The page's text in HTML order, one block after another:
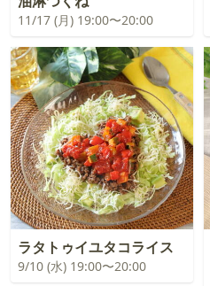
11/17 (月) 19:00〜20:00
ラタトゥイユタコライス
9/10 (水) 19:00〜20:00